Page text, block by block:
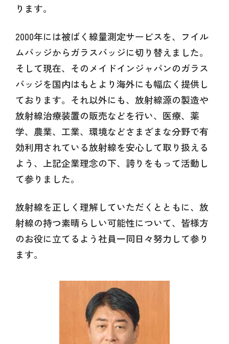
ります。
2000年には被ばく線量測定サービスを、フイル
ムバッジからガラスバッジに切り替えました。
そして現在、そのメイドインジャパンのガラス
バッジを国内はもとより海外にも幅広く提供し
ております。それ以外にも、放射線源の製造や
放射線治療装置の販売などを行い、医療、薬
学、農業、工業、環境などさまざまな分野で有
効利用されている放射線を安心して取り扱える
よう、上記企業理念の下、誇りをもって活動し
て参りました。
放射線を正しく理解していただくとともに、放
射線の持つ素晴らしい可能性について、 皆様方
のお役に立てるよう社員一同日々努力して参り
ます。